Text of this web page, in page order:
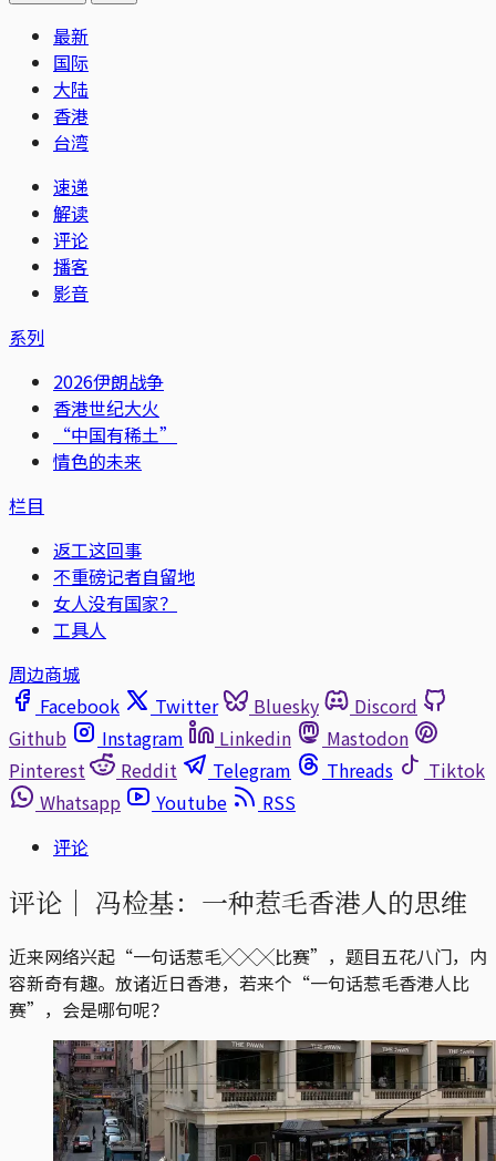
最新
国际
大陆
香港
台湾
速递
解读
评论
播客
影音
系列
2026伊朗战争
香港世纪大火
“中国有稀土”
情色的未来
栏目
返工这回事
不重磅记者自留地
女人没有国家？
工具人
周边商城
Facebook
Twitter Bluesky
Discord
Github
Instagram Linkedin
Mastodon
Pinterest
Reddit Telegram Threads
Tiktok
Whatsapp
Youtube
RSS
评论
评论｜ 冯检基：一种惹毛香港人的思维
近来网络兴起“一句话惹毛╳╳╳比赛”，题目五花八门，内
容新奇有趣。放诸近日香港，若来个“一句话惹毛香港人比
赛”，会是哪句呢？